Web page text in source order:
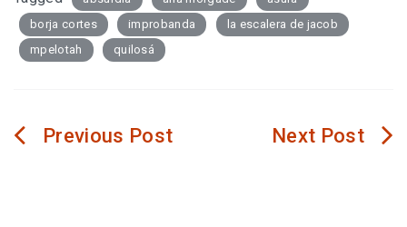
borja cortes
improbanda
la escalera de jacob
mpelotah
quilosá
Navegación